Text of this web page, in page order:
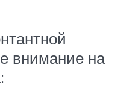
внимание на